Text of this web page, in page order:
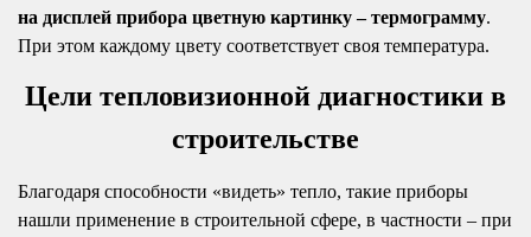
на дисплей прибора цветную картинку – термограмму.
При этом каждому цвету соответствует своя температура.
Цели тепловизионной диагностики в
строительстве
Благодаря способности «видеть» тепло, такие приборы
нашли применение в строительной сфере, в частности – при